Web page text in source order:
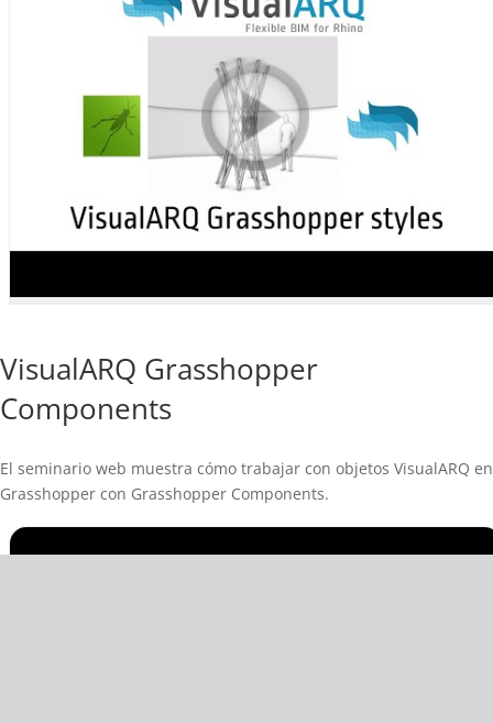
VisualARQ Grasshopper
Components
El seminario web muestra cómo trabajar con objetos VisualARQ en
Grasshopper con Grasshopper Components.